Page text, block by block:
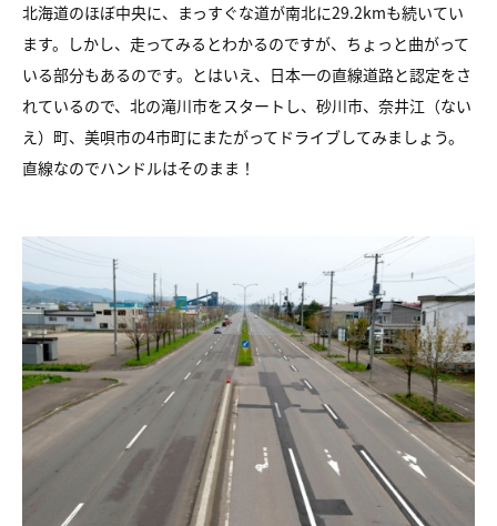
北海道のほぼ中央に、まっすぐな道が南北に29.2kmも続いてい
ます。しかし、走ってみるとわかるのですが、ちょっと曲がって
いる部分もあるのです。とはいえ、日本一の直線道路と認定をさ
れているので、北の滝川市をスタートし、砂川市、奈井江（ない
え）町、美唄市の4市町にまたがってドライブしてみましょう。
直線なのでハンドルはそのまま！